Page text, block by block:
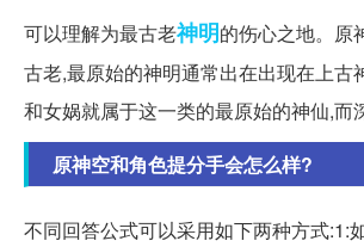
可以理解为最古老神明的伤心之地。原
古老,最原始的神明通常出在出现在上古
和女娲就属于这一类的最原始的神仙,而
原神空和角色提分手会怎么样?
不同回答公式可以采用如下两种方式:1: